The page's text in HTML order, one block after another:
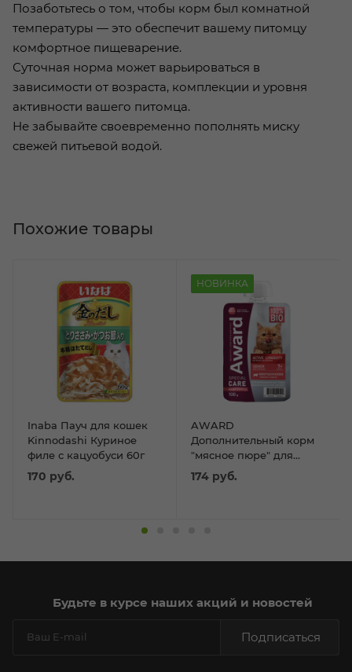
Позаботьтесь о том, чтобы корм был комнатной
температуры — это обеспечит вашему питомцу
комфортное пищеварение.
Суточная норма может варьироваться в
зависимости от возраста, комплекции и уровня
активности вашего питомца.
Не забывайте своевременно пополнять миску
свежей питьевой водой.
Inaba Пауч для кошек
Kinnodashi Куриное
филе с кацуобуси 60г
170 руб.
НОВИНКА
AWARD
Дополнительный корм
"мясное пюре" для
пожилых кошек старше
7 лет Курица с
174 руб.
Похожие товары
Будьте в курсе наших акций и новостей
Подписаться